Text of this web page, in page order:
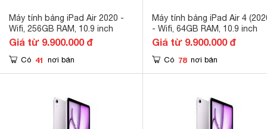
Máy tính bảng iPad Air 2020 -
Wifi, 256GB RAM, 10.9 inch
Giá từ 9.900.000 đ
Có 41 nơi bán
Máy tính bảng iPad Air 4
- Wifi, 64GB RAM, 10.9 inch
Giá từ 9.900.000 đ
Có 78 nơi bán